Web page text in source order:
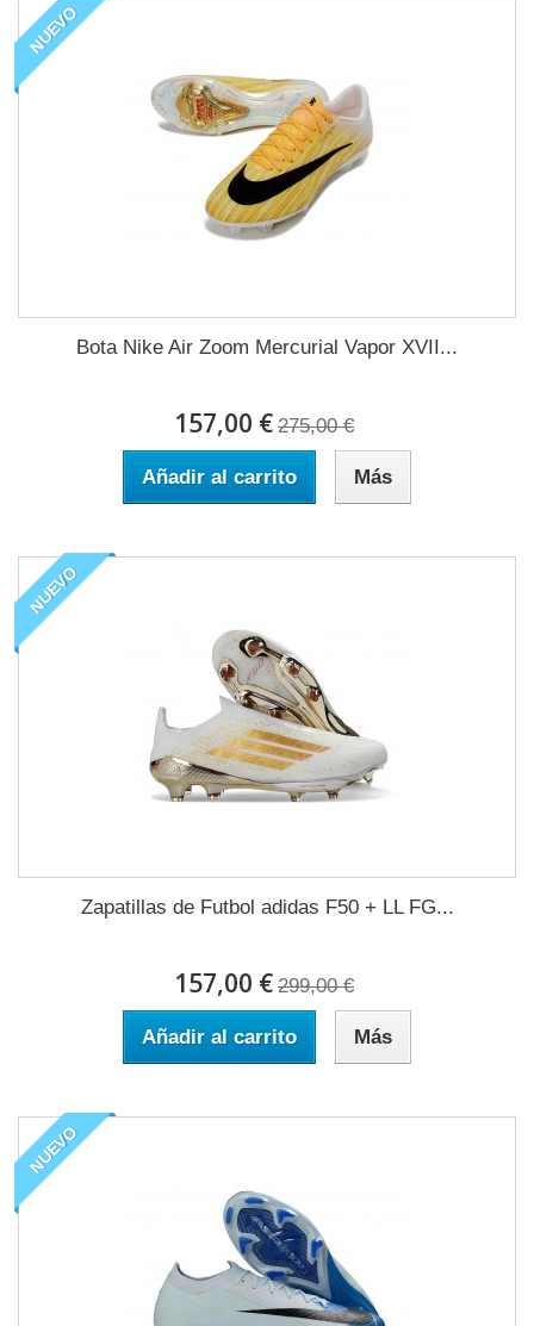
NUEVO
Bota Nike Air Zoom Mercurial Vapor XVII...
157,00 € 275,00 €
Añadir al carrito Más
NUEVO
Zapatillas de Futbol adidas F50 + LL FG...
157,00 € 299,00 €
Añadir al carrito Más
NUEVO